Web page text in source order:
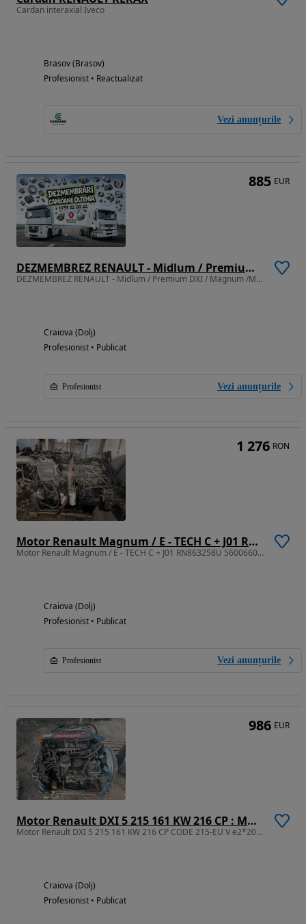
Cardan interaxial Iveco
Brasov (Brasov)
Profesionist • Reactualizat
Vezi anunțurile
DEZMEMBREZ RENAULT - Midlum / Premium DXI / Magnum /Magnum / Kerax / Major - piese din dezmembrari
DEZMEMBREZ RENAULT - Midlum / Premium DXI / Magnum /Magnum / Kerax / Major - piese din dezmembrari
Craiova (Dolj)
Profesionist • Publicat
Profesionist Vezi anunțurile
885 EUR
Motor Renault Magnum / E - TECH C + J01 RN863258U 5600660515 2138A AE480 430 MACK : DEZMEMBRARI
Motor Renault Magnum / E - TECH C + J01 RN863258U 5600660515 2138A 430 AE480 MACK : DEZMEMBRARI
Craiova (Dolj)
Profesionist • Publicat
Profesionist Vezi anunțurile
1 276 RON
Motor Renault DXI 5 215 161 KW 216 CP : MOTOARE CAMIOANE DISPONIBILE
Motor Renault DXI 5 215 161 KW 216 CP CODE 215-EU V e2*2005/55*2008/74G*08151
Craiova (Dolj)
Profesionist • Publicat
986 EUR